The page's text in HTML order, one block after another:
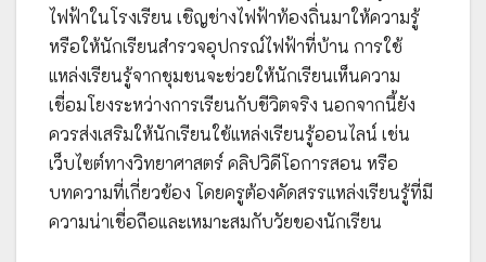
ไฟฟ้าในโรงเรียน เชิญช่างไฟฟ้าท้องถิ่นมาให้ความรู้
หรือให้นักเรียนสำรวจอุปกรณ์ไฟฟ้าที่บ้าน การใช้
แหล่งเรียนรู้จากชุมชนจะช่วยให้นักเรียนเห็นความ
เชื่อมโยงระหว่างการเรียนกับชีวิตจริง นอกจากนี้ยัง
ควรส่งเสริมให้นักเรียนใช้แหล่งเรียนรู้ออนไลน์ เช่น
เว็บไซต์ทางวิทยาศาสตร์ คลิปวิดีโอการสอน หรือ
บทความที่เกี่ยวข้อง โดยครูต้องคัดสรรแหล่งเรียนรู้ที่มี
ความน่าเชื่อถือและเหมาะสมกับวัยของนักเรียน